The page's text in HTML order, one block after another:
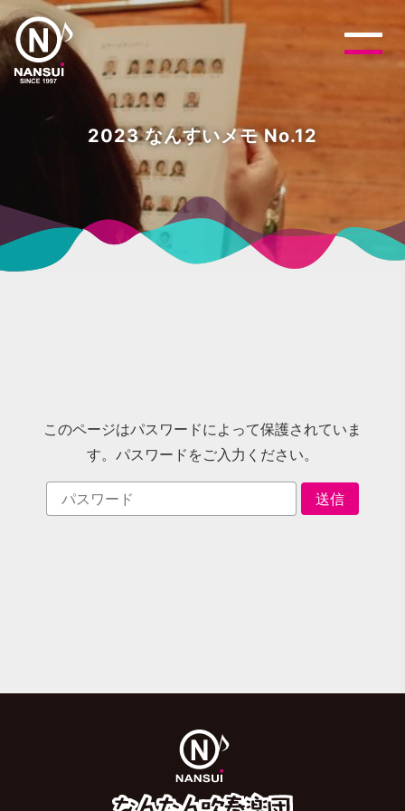
2023 なんすいメモ No.12
このページはパスワードによって保護されていま
す。 パスワードをご入力ください。